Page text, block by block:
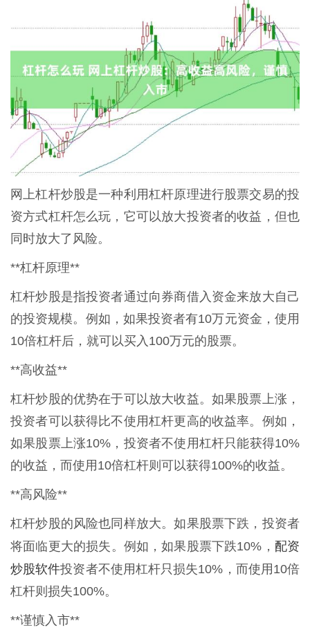
网上杠杆炒股是一种利用杠杆原理进行股票交易的投
资方式杠杆怎么玩，它可以放大投资者的收益，但也
同时放大了风险。
**杠杆原理**
杠杆炒股是指投资者通过向券商借入资金来放大自己
的投资规模。例如，如果投资者有10万元资金，使用
10倍杠杆后，就可以买入100万元的股票。
**高收益**
杠杆炒股的优势在于可以放大收益。如果股票上涨，
投资者可以获得比不使用杠杆更高的收益率。例如，
如果股票上涨10%，投资者不使用杠杆只能获得10%
的收益，而使用10倍杠杆则可以获得100%的收益。
**高风险**
杠杆炒股的风险也同样放大。如果股票下跌，投资者
将面临更大的损失。例如，如果股票下跌10%， 配资
炒股软件投资者不使用杠杆只损失10%，而使用10倍
杠杆则损失100%。
**谨慎入市**